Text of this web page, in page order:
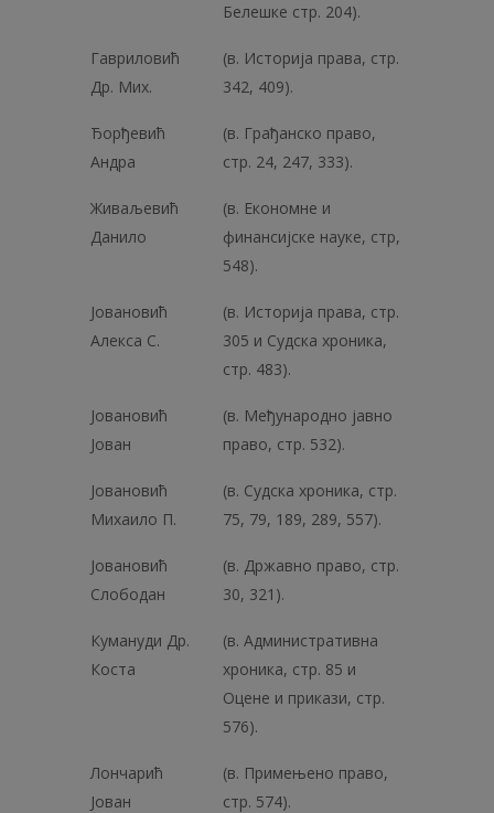
Белешке стр. 204).
Гавриловић
Др. Мих.
(в. Историја права, стр.
342, 409).
Ђорђевић
Андра
(в. Грађанско право,
стр. 24, 247, 333).
Живаљевић
Данило
(в. Економне и
финансијске науке, стр,
548).
Јовановић
Алекса С.
(в. Историја права, стр.
305 и Судска хроника,
стр. 483).
Јовановић
Јован
(в. Међународно јавно
право, стр. 532).
Јовановић
Михаило П.
(в. Судска хроника, стр.
75, 79, 189, 289, 557).
Јовановић
Слободан
(в. Државно право, стр.
30, 321).
Кумануди Др.
Коста
(в. Административна
хроника, стр. 85 и
Оцене и прикази, стр.
576).
Лончарић
Јован
(в. Примењено право,
стр. 574).